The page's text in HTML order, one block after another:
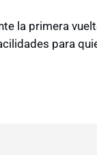
la primera
para